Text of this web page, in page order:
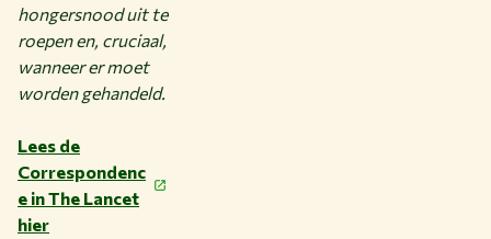
hongersnood uit te
roepen en, cruciaal,
wanneer er moet
worden gehandeld.
Lees de
Correspondenc
e in The Lancet
hier